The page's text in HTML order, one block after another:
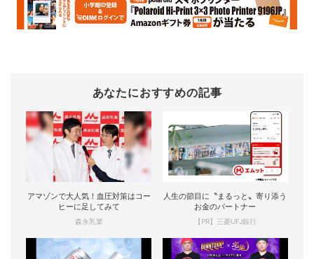
あなたにおすすめの記事
アマゾンで大人気！血圧対策はコー
ヒーに足してみて
森永乳業
人生の節目に〝まるっと〟寄り添う
お金のパートナー
【PR】三菱UFJ銀行